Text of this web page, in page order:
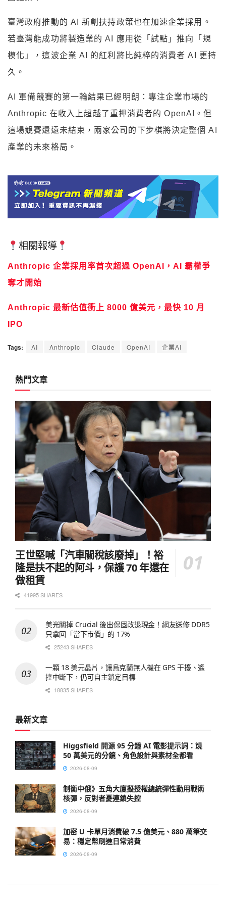
臺灣政府推動的 AI 新創扶持政策也在加速企業採用。
若臺灣能成功將製造業的 AI 應用從「試點」推向「規
模化」，這波企業 AI 的紅利將比純粹的消費者 AI 更持
久。
AI 軍備競賽的第一輪結果已經明朗：專注企業市場的
Anthropic 在收入上超越了重押消費者的 OpenAI。但
這場競賽還遠未結束，兩家公司的下步棋將決定整個 AI
產業的未來格局。
相關報導
Anthropic 企業採用率首次超過 OpenAI，AI 霸權爭
奪才開始
Anthropic 最新估值衝上 8000 億美元，最快 10 月
IPO
Tags: AI Anthropic Claude OpenAI 企業AI
熱門文章
王世堅喊「汽車關稅該廢掉」！裕
隆是扶不起的阿斗，保護 70 年還在
做租賃
41995 SHARES
美光關掉 Crucial 後出保固改退現金！網友送修 DDR5
只拿回「當下市價」的 17%
25243 SHARES
一顆 18 美元晶片，讓烏克蘭無人機在 GPS 干擾、遙
控中斷下，仍可自主鎖定目標
18835 SHARES
最新文章
Higgsfield 開源 95 分鐘 AI 電影提示詞：燒
50 萬美元的分鏡、角色設計與素材全都看
2026-08-09
制衡中俄》五角大廈擬授權總統彈性動用戰術
核彈，反對者憂連鎖失控
2026-08-09
加密 U 卡單月消費破 7.5 億美元、880 萬筆交
易：穩定幣刷進日常消費
2026-08-09